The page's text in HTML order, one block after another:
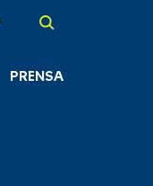
PRENSA